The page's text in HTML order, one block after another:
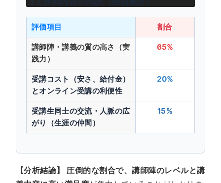
コミ評判内容の内訳（独自集計）
評価項目 割合
講師陣・講義の質の高さ（実
践力）
65%
受講コスト（安さ、給付金）
とオンライン受講の利便性
20%
受講生同士の交流・人脈の広
がり（生涯の仲間）
15%
【分析結論】
圧倒的な割合で、講師陣のレベルと講